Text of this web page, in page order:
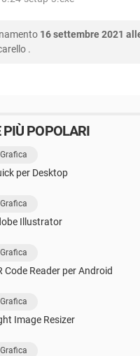
16 settembre 2021
.
PIÙ POPOLARI
Grafica
per Desktop
Grafica
Illustrator
Grafica
Code Reader per Android
Grafica
Image Resizer
Grafica